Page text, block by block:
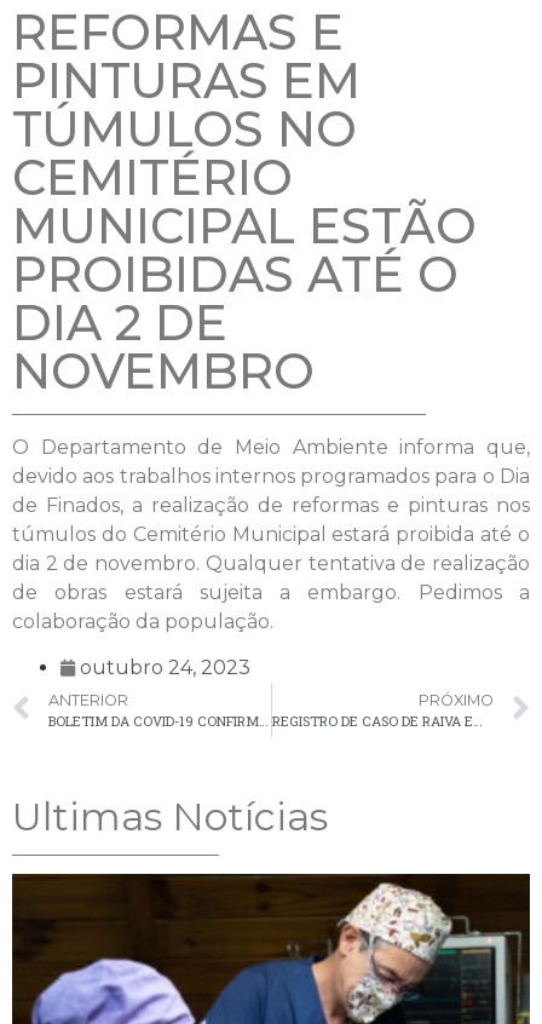
REFORMAS E
PINTURAS EM
TÚMULOS NO
CEMITÉRIO
MUNICIPAL ESTÃO
PROIBIDAS ATÉ O
DIA 2 DE
NOVEMBRO
O Departamento de Meio Ambiente informa que,
devido aos trabalhos internos programados para o Dia
de Finados, a realização de reformas e pinturas nos
túmulos do Cemitério Municipal estará proibida até o
dia 2 de novembro. Qualquer tentativa de realização
de obras estará sujeita a embargo. Pedimos a
colaboração da população.
outubro 24, 2023
ANTERIOR
BOLETIM DA COVID-19 CONFIRMA 11 NOVOS CASOS EM PALMEIRA NA ÚLTIMA SEMANA
PRÓXIMO
REGISTRO DE CASO DE RAIVA EM MORCEGO NA ÁREA URBANA
Ultimas Notícias